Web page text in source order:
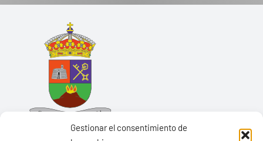
Gestionar el consentimiento de